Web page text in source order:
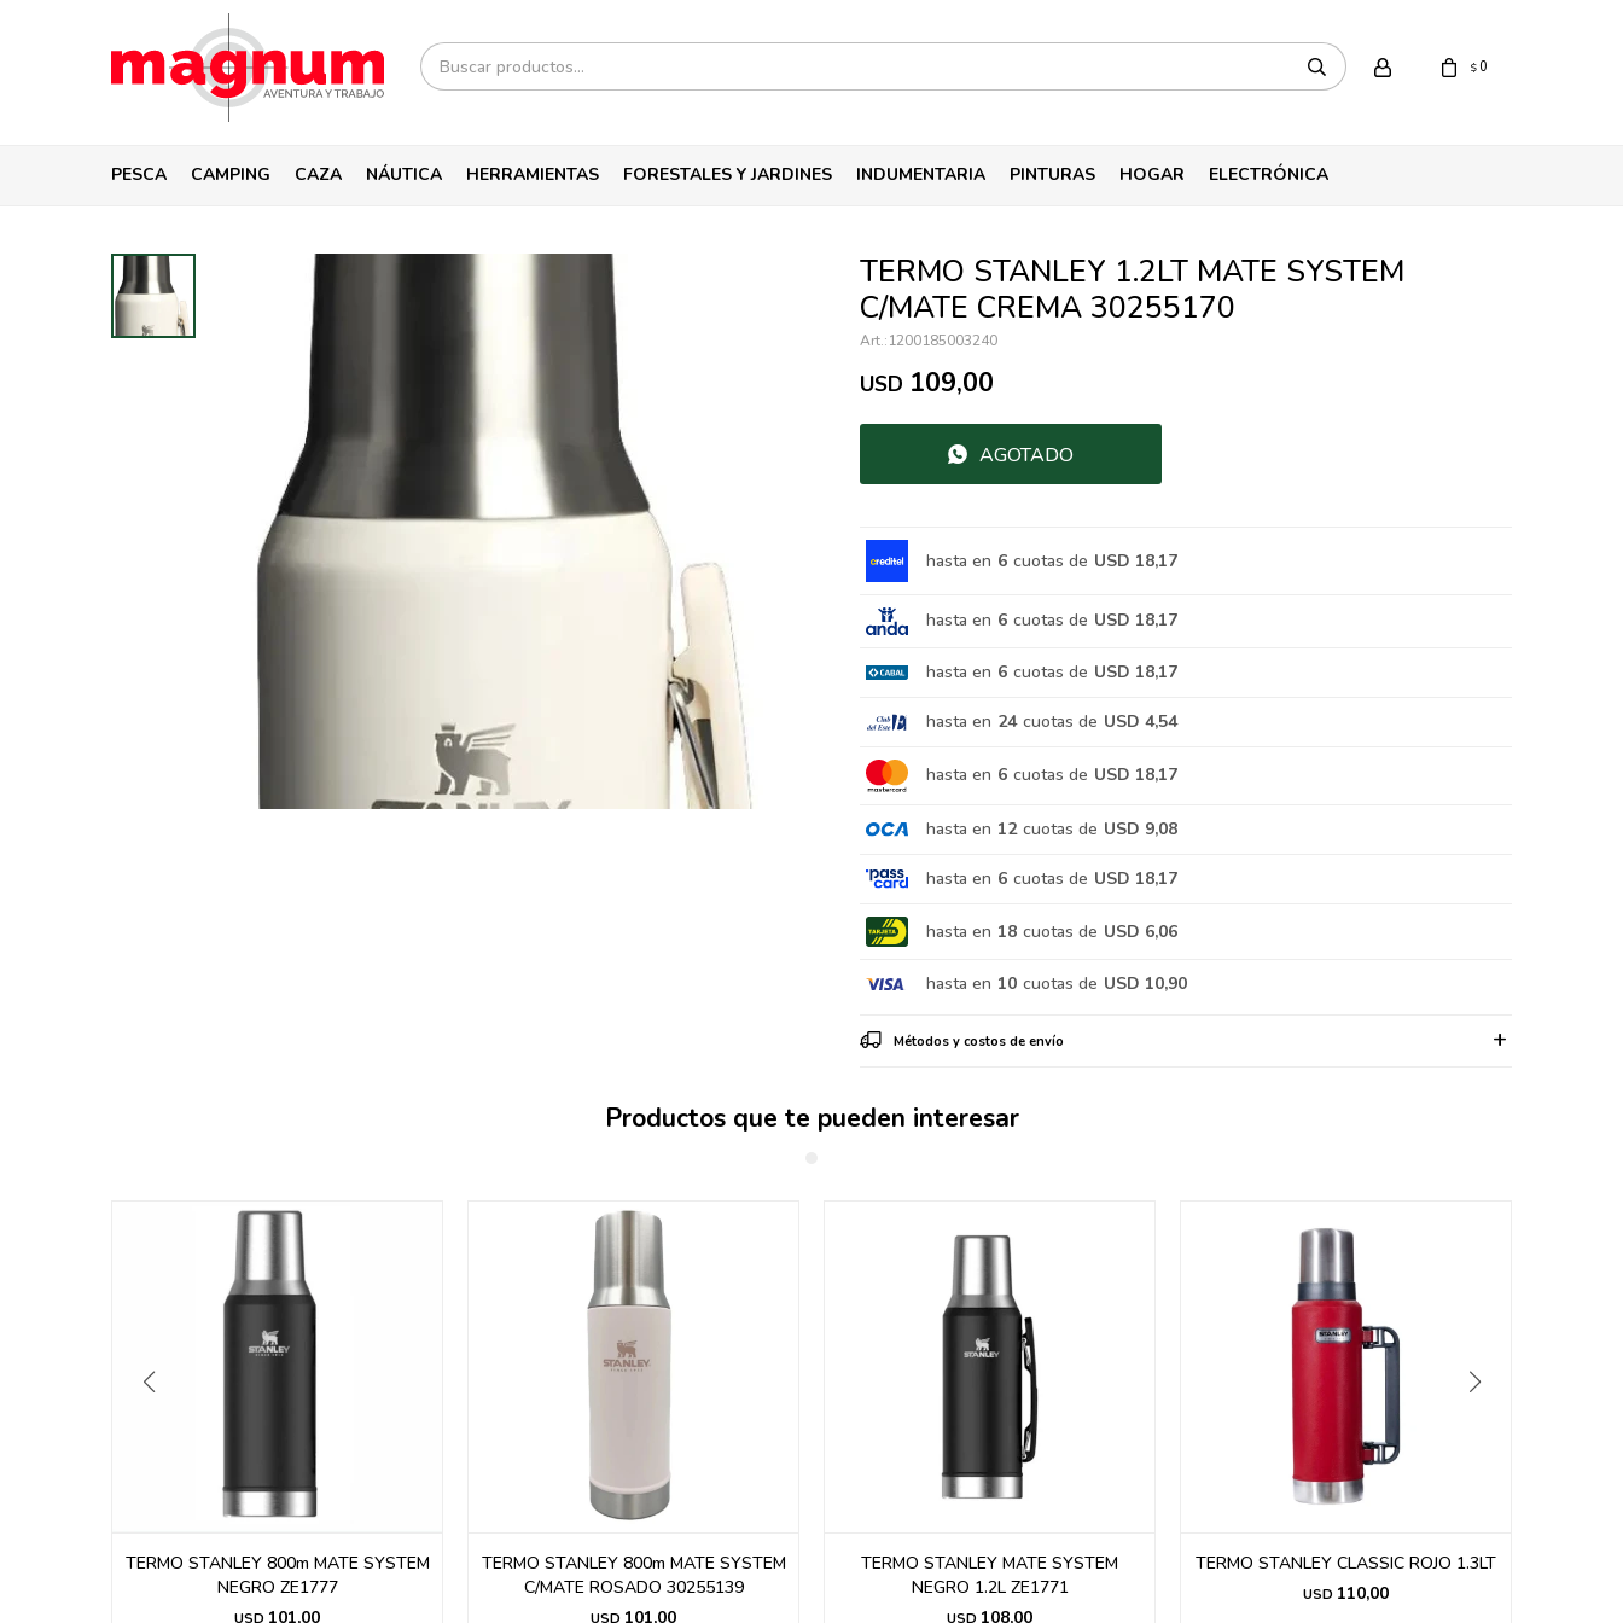
PESCA CAMPING CAZA NÁUTICA HERRAMIENTAS FORESTALES Y JARDINES INDUMENTARIA PINTURAS HOGAR ELECTRÓNICA
$ 0
TERMO STANLEY 1.2LT MATE SYSTEM
C/MATE CREMA 30255170
1200185003240
USD 109,00
AGOTADO
hasta en 6 cuotas de USD 18,17
hasta en 6 cuotas de USD 18,17
hasta en 6 cuotas de USD 18,17
hasta en 24 cuotas de USD 4,54
hasta en 6 cuotas de USD 18,17
hasta en 12 cuotas de USD 9,08
hasta en 6 cuotas de USD 18,17
hasta en 18 cuotas de USD 6,06
hasta en 10 cuotas de USD 10,90
Métodos y costos de envío
Productos que te pueden interesar
TERMO STANLEY 800m MATE SYSTEM
NEGRO ZE1777
USD 101,00
TERMO STANLEY 800m MATE SYSTEM
C/MATE ROSADO 30255139
USD 101,00
TERMO STANLEY MATE SYSTEM
NEGRO 1.2L ZE1771
USD 108,00
TERMO STANLEY CLASSIC ROJO 1.3LT
USD 110,00